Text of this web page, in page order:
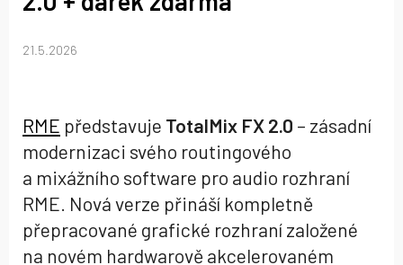
21.5.2026
RME představuje TotalMix FX 2.0 – zásadní
modernizaci svého routingového
a mixážního software pro audio rozhraní
RME. Nová verze přináší kompletně
přepracované grafické rozhraní založené
na novém hardwarově akcelerovaném